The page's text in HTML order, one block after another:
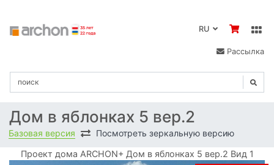
Рассылка
Дом в яблонках 5 вер.2
Базовая версия Посмотреть зеркальную версию
Проект дома ARCHON+ Дом в яблонках 5 вер.2 Вид 1